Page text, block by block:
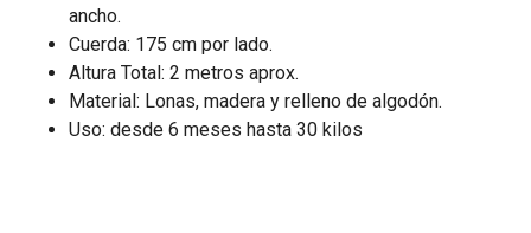
ancho.
Cuerda: 175 cm por lado.
Altura Total: 2 metros aprox.
Material: Lonas, madera y relleno de algodón.
Uso: desde 6 meses hasta 30 kilos